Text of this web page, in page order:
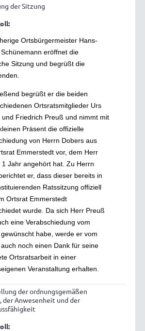
der Sitzung
Ortsbürgermeister Hans-
eröffnet die
Sitzung und begrüßt die
begrüßt er die beiden
Ortsratsmitglieder Urs
und Friedrich Preuß und nimmt mit
Präsent die offizielle
von Herrn Dobers aus
Emmerstedt vor, dem Herr
1 Jahr angehört hat. Zu Herrn
er, dass dieser bereits in
Ratssitzung offiziell
Ortsrat Emmerstedt
wurde. Da sich Herr Preuß
eine Verabschiedung vom
habe, werde er vom
noch einen Dank für seine
Ortsratsarbeit in einer
Veranstaltung erhalten.
der ordnungsgemäßen
der Anwesenheit und der